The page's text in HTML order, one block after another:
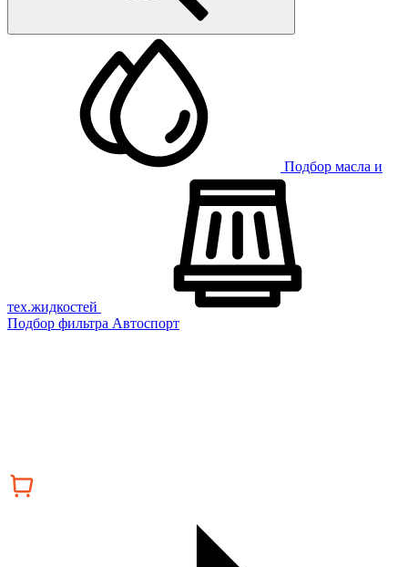
Подбор масла и
тех.жидкостей
Подбор фильтра Автоспорт